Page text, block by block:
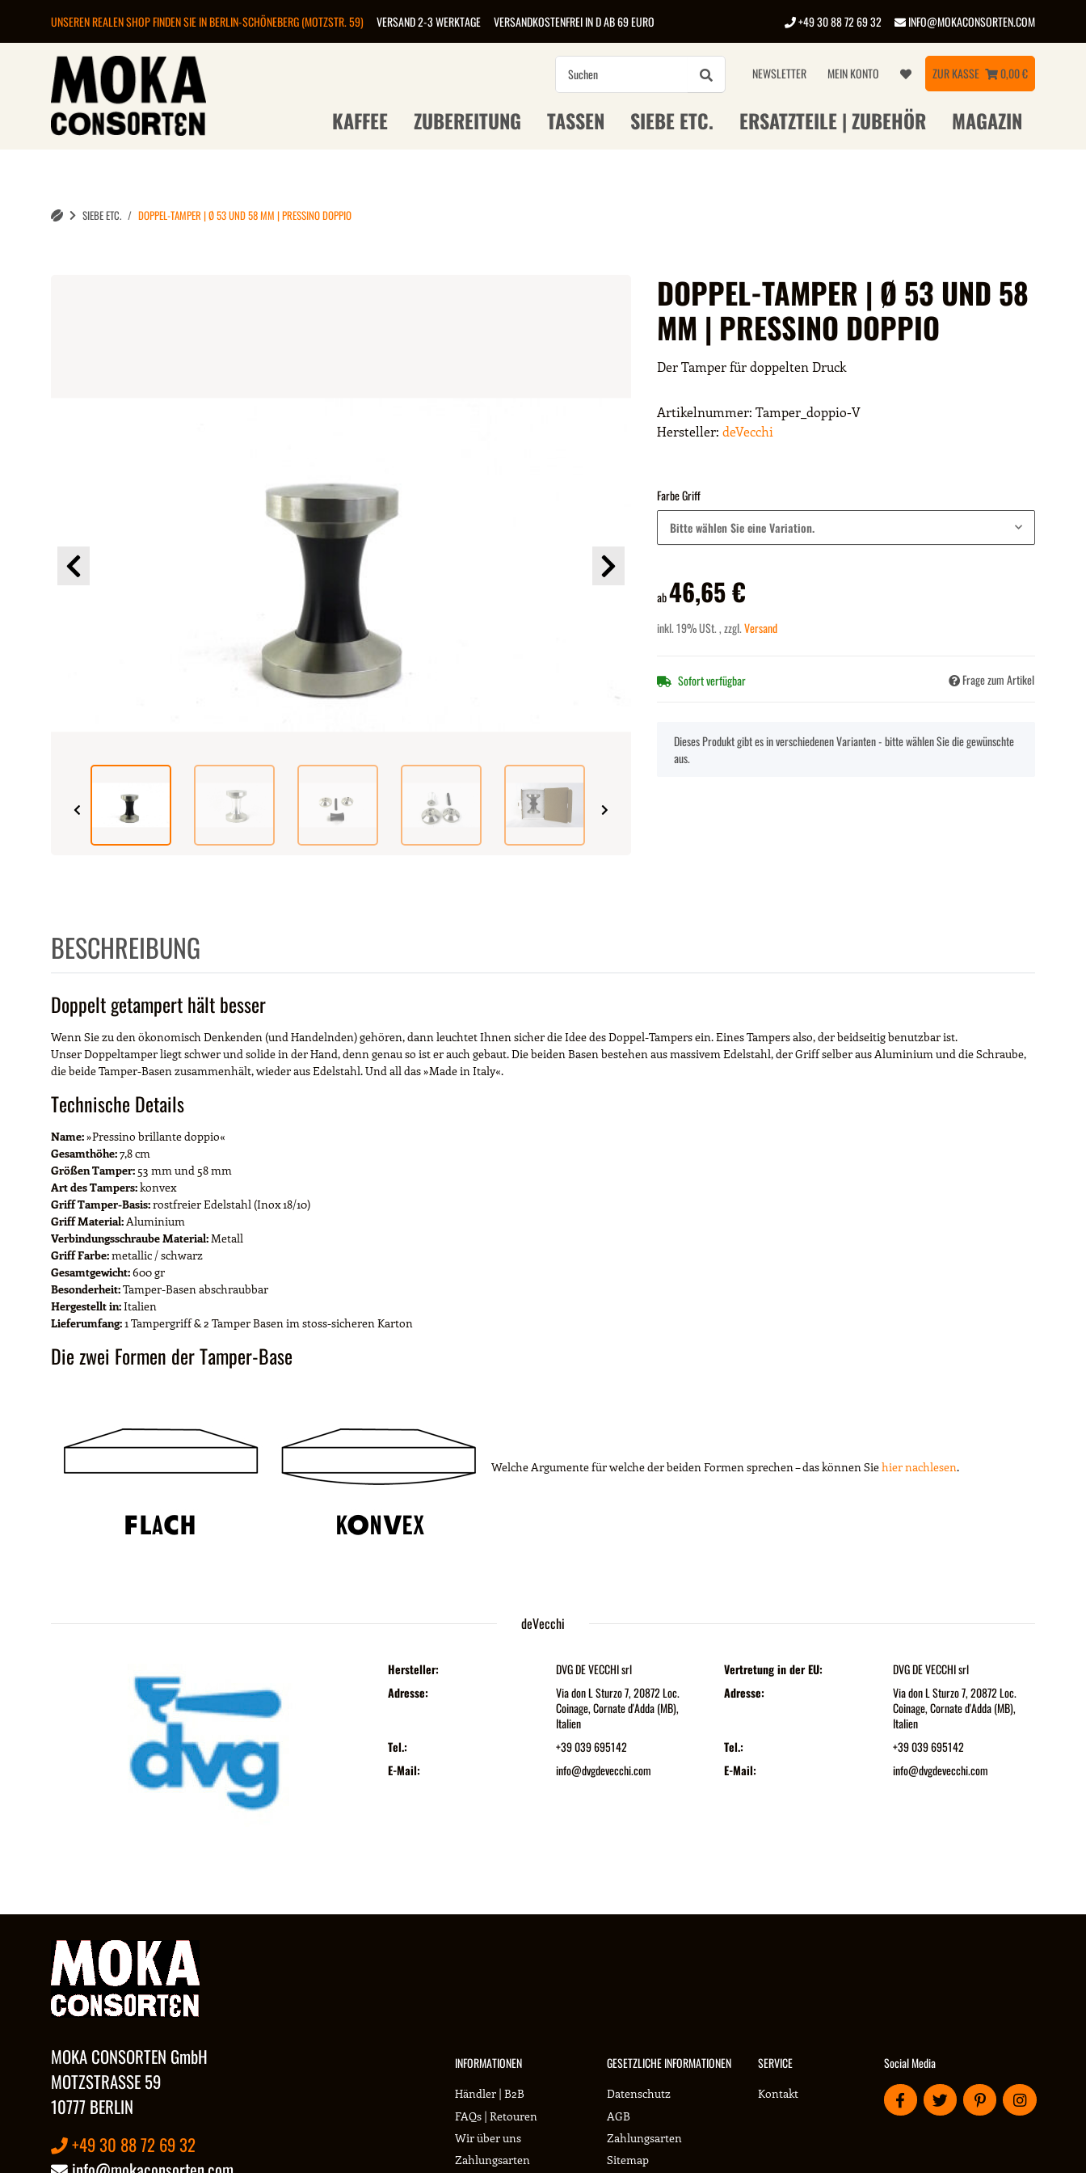
UNSEREN REALEN SHOP FINDEN SIE IN BERLIN-SCHÖNEBERG (MOTZSTR. 59) VERSAND 2-3 WERKTAGE VERSANDKOSTENFREI IN D AB 69 EURO +49 30 88 72 69 32 INFO@MOKACONSORTEN.COM
NEWSLETTER MEIN KONTO ZUR KASSE 0,00 €
KAFFEE ZUBEREITUNG TASSEN SIEBE ETC. ERSATZTEILE | ZUBEHÖR MAGAZIN
SIEBE ETC. DOPPEL-TAMPER | Ø 53 UND 58 MM | PRESSINO DOPPIO
DOPPEL-TAMPER | Ø 53 UND 58
MM | PRESSINO DOPPIO
Der Tamper für doppelten Druck
Artikelnummer: Tamper_doppio-V
Hersteller: deVecchi
Farbe Griff
Bitte wählen Sie eine Variation.
ab46,65 €
inkl. 19% USt. , zzgl.Versand
Sofort verfügbar Frage zum Artikel
xDieses Produkt gibt es in verschiedenen Varianten - bitte wählen Sie die gewünschte
aus.
BESCHREIBUNG
Doppelt getampert hält besser
Wenn Sie zu den ökonomisch Denkenden (und Handelnden) gehören, dann leuchtet Ihnen sicher die Idee des Doppel-Tampers ein. Eines Tampers also, der beidseitig benutzbar ist.
Unser Doppeltamper liegt schwer und solide in der Hand, denn genau so ist er auch gebaut. Die beiden Basen bestehen aus massivem Edelstahl, der Griff selber aus Aluminium und die Schraube,
die beide Tamper-Basen zusammenhält, wieder aus Edelstahl. Und all das »Made in Italy«.
Technische Details
Name:»Pressino brillante doppio«
Gesamthöhe:7,8 cm
Größen Tamper: 53 mm und 58 mm
Art des Tampers:konvex
Griff Tamper-Basis:rostfreier Edelstahl (Inox 18/10)
Griff Material:Aluminium
Verbindungsschraube Material:Metall
Griff Farbe:metallic / schwarz
Gesamtgewicht:600 gr
Besonderheit:Tamper-Basen abschraubbar
Hergestellt in:Italien
Lieferumfang:1 Tampergriff & 2 Tamper Basen im stoss-sicheren Karton
Die zwei Formen der Tamper-Base
Welche Argumente für welche der beiden Formen sprechen – das können Siehier nachlesen.
deVecchi
Hersteller:
DVG DE VECCHI srl
Adresse:
Via don L Sturzo 7, 20872 Loc.
Coinage, Cornate d'Adda (MB),
Italien
Tel.:
+39 039 695142
E-Mail:
info@dvgdevecchi.com
Vertretung in der EU:
DVG DE VECCHI srl
Adresse:
Via don L Sturzo 7, 20872 Loc.
Coinage, Cornate d'Adda (MB),
Italien
Tel.:
+39 039 695142
E-Mail:
info@dvgdevecchi.com
MOKA CONSORTEN GmbH
MOTZSTRASSE 59
10777 BERLIN
+49 30 88 72 69 32
INFORMATIONEN
Händler | B2B
FAQs | Retouren
Wir über uns
Zahlungsarten
GESETZLICHE INFORMATIONEN
Datenschutz
AGB
Zahlungsarten
Sitemap
SERVICE
Kontakt
Social Media